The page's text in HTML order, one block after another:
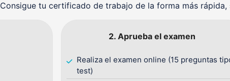
Consigue tu certificado de trabajo de la forma más rápida,
2. Aprueba el examen
Realiza el examen online (15 preguntas
test)